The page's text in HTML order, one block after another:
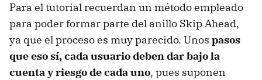
Para el tutorial recuerdan un método empleado
para poder formar parte del anillo Skip Ahead,
ya que el proceso es muy parecido. Unos pasos
que eso sí, cada usuario deben dar bajo la
cuenta y riesgo de cada uno, pues suponen